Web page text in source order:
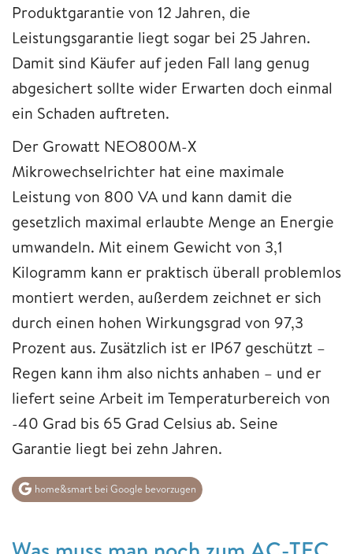
Produktgarantie von 12 Jahren, die
Leistungsgarantie liegt sogar bei 25 Jahren.
Damit sind Käufer auf jeden Fall lang genug
abgesichert sollte wider Erwarten doch einmal
ein Schaden auftreten.
Der Growatt NEO800M-X
Mikrowechselrichter hat eine maximale
Leistung von 800 VA und kann damit die
gesetzlich maximal erlaubte Menge an Energie
umwandeln. Mit einem Gewicht von 3,1
Kilogramm kann er praktisch überall problemlos
montiert werden, außerdem zeichnet er sich
durch einen hohen Wirkungsgrad von 97,3
Prozent aus. Zusätzlich ist er IP67 geschützt –
Regen kann ihm also nichts anhaben – und er
liefert seine Arbeit im Temperaturbereich von
-40 Grad bis 65 Grad Celsius ab. Seine
Garantie liegt bei zehn Jahren.
home&smart bei Google bevorzugen